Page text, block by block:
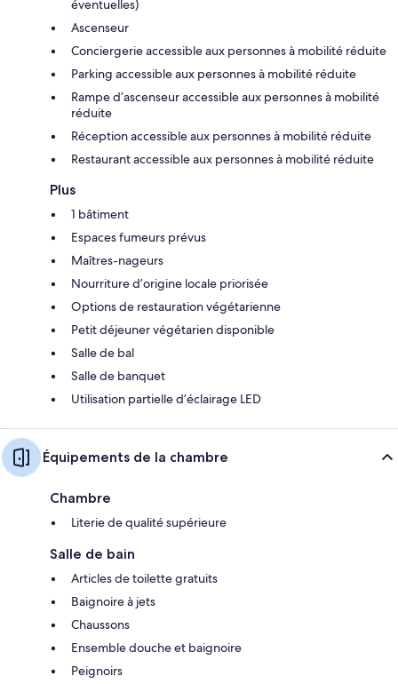
éventuelles)
Ascenseur
Conciergerie accessible aux personnes à mobilité réduite
Parking accessible aux personnes à mobilité réduite
Rampe d’ascenseur accessible aux personnes à mobilité
réduite
Réception accessible aux personnes à mobilité réduite
Restaurant accessible aux personnes à mobilité réduite
Plus
1 bâtiment
Espaces fumeurs prévus
Maîtres-nageurs
Nourriture d’origine locale priorisée
Options de restauration végétarienne
Petit déjeuner végétarien disponible
Salle de bal
Salle de banquet
Utilisation partielle d’éclairage LED
Équipements de la chambre
Chambre
Literie de qualité supérieure
Salle de bain
Articles de toilette gratuits
Baignoire à jets
Chaussons
Ensemble douche et baignoire
Peignoirs